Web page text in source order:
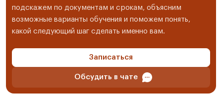
подскажем по документам и срокам, объясним
возможные варианты обучения и поможем понять,
какой следующий шаг сделать именно вам.
Записаться
Обсудить в чате